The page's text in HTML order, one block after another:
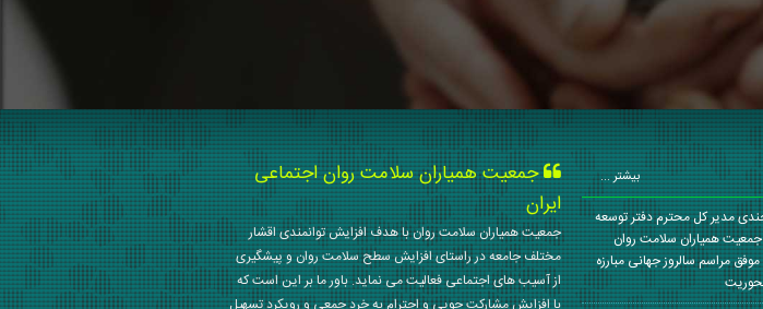
بیشتر ...
مدیر کل محترم دفتر توسعه
همیاران سلامت روان
مراسم سالروز جهانی مبارزه
جمعیت همیاران سلامت روان اجتماعی
ایران
جمعیت همیاران سلامت روان با هدف افزایش توانمندی اقشار
مختلف جامعه در راستای افزایش سطح سلامت روان و پیشگیری
از آسیب های اجتماعی فعالیت می نماید. باور ما بر این است که
با افزایش مشارکت جویی و احترام به خرد جمعی و رویکرد تسهیل